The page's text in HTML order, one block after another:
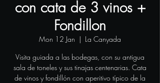
con cata de 3 vinos +
Fondillon
Mon 12 Jan
  |
La Canyada
Visita guiada a las bodegas, con su antigua
sala de toneles y sus tinajas centenarias. Cata
de vinos y fondillón con aperitivo típico de la